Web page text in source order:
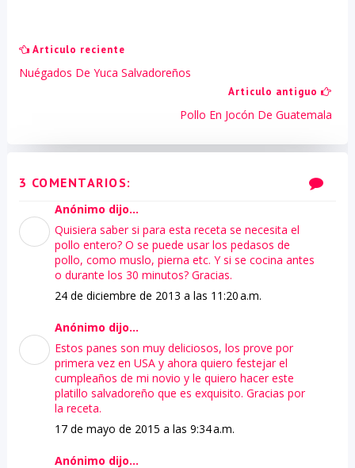
Articulo reciente
Nuégados De Yuca Salvadoreños
Articulo antiguo
Pollo En Jocón De Guatemala
3 COMENTARIOS:
Anónimo dijo...
Quisiera saber si para esta receta se necesita el
pollo entero? O se puede usar los pedasos de
pollo, como muslo, pierna etc. Y si se cocina antes
o durante los 30 minutos? Gracias.
24 de diciembre de 2013 a las 11:20 a.m.
Anónimo dijo...
Estos panes son muy deliciosos, los prove por
primera vez en USA y ahora quiero festejar el
cumpleaños de mi novio y le quiero hacer este
platillo salvadoreño que es exquisito. Gracias por
la receta.
17 de mayo de 2015 a las 9:34 a.m.
Anónimo dijo...